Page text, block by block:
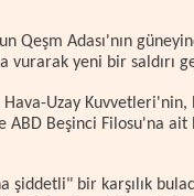
Qeşm Adası'nın
vurarak yeni bir saldırı
Hava-Uzay
Beşinci Filosu'na ait
şiddetli" bir karşılık